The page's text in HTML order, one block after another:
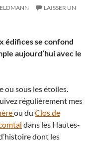
LAISSER UN
édifices se confond
aujourd’hui avec le
ou sous les étoiles.
régulièrement mes
ou du Clos de
dans les Hautes-
dont les